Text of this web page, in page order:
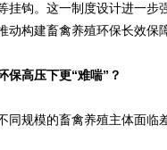
挂钩。这一制度设计进一
构建畜禽养殖环保长效保
高压下更“难喘”？
规模的畜禽养殖主体面临